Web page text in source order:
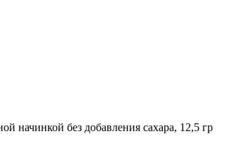
начинкой без добавления сахара, 12,5 гр